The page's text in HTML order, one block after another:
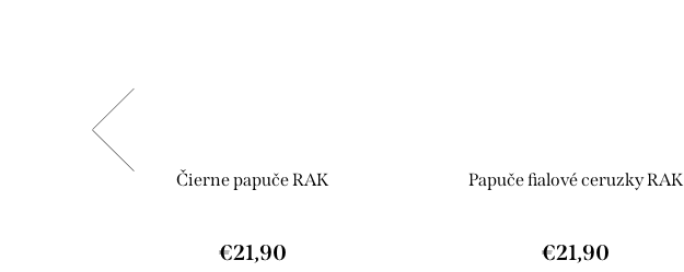
Čierne papuče RAK
€21,90
Papuče fialové ceruzky RAK
€21,90